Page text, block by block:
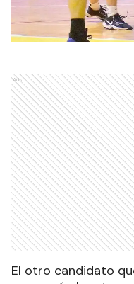
Ads
El otro candidato